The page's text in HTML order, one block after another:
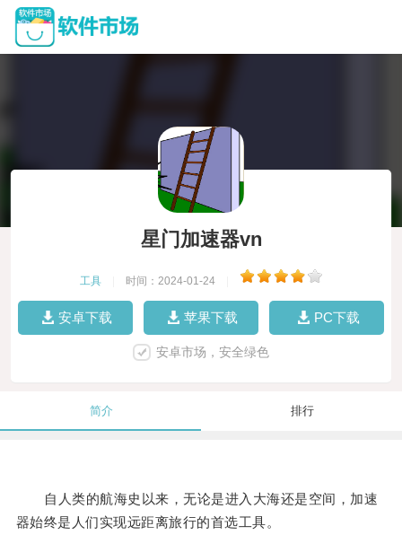
星门加速器vn
工具 时间：2024-01-24
安卓下载 苹果下载 PC下载
安卓市场，安全绿色
简介 排行
自人类的航海史以来，无论是进入大海还是空间，加速
器始终是人们实现远距离旅行的首选工具。